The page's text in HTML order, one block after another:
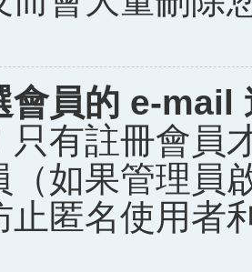
會員的 e-mail
只有註冊會員
（如果管理員
止匿名使用者